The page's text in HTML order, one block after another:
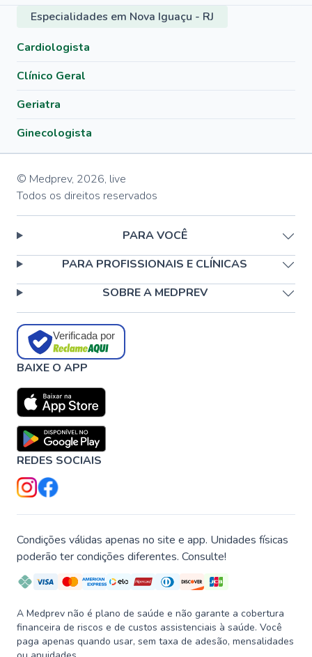
Especialidades em Nova Iguaçu - RJ
Cardiologista
Clínico Geral
Geriatra
Ginecologista
© Medprev, 2026, live
Todos os direitos reservados
PARA VOCÊ
PARA PROFISSIONAIS E CLÍNICAS
SOBRE A MEDPREV
Verificada por
BAIXE O APP
REDES SOCIAIS
Condições válidas apenas no site e app. Unidades físicas
poderão ter condições diferentes. Consulte!
A Medprev não é plano de saúde e não garante a cobertura
financeira de riscos e de custos assistenciais à saúde. Você
paga apenas quando usar, sem taxa de adesão, mensalidades